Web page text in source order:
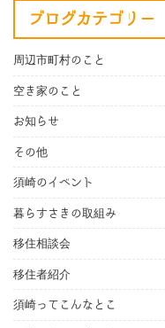
ブログカテゴリー
周辺市町村のこと
空き家のこと
お知らせ
その他
須崎のイベント
暮らすさきの取組み
移住相談会
移住者紹介
須崎ってこんなとこ